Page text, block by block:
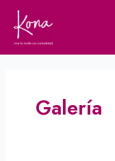
contenido
Galería